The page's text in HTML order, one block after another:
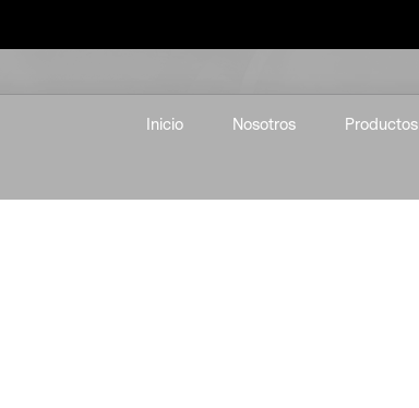
Inicio Nosotros Productos